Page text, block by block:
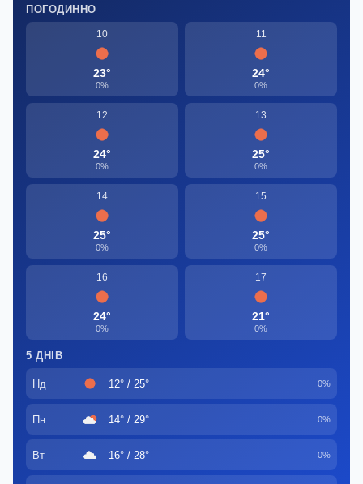
ПОГОДИННО
10
23°
0%
11
24°
0%
12
24°
0%
13
25°
0%
14
25°
0%
15
25°
0%
16
24°
0%
17
21°
0%
5 ДНІВ
Нд 12° / 25° 0%
Пн 14° / 29° 0%
Вт 16° / 28° 0%